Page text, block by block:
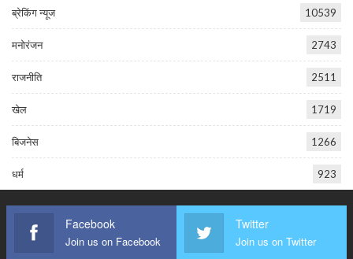
ब्रेकिंग न्यूज 10539
मनोरंजन 2743
राजनीति 2511
खेल 1719
बिजनेस 1266
धर्म 923
Facebook
Join us on Facebook
Twitter
Join us on Twitter